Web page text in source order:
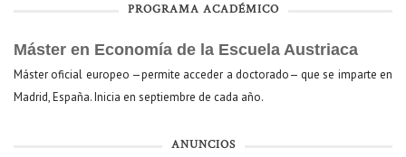
PROGRAMA ACADÉMICO
Máster en Economía de la Escuela Austriaca
Máster oficial europeo —permite acceder a doctorado— que se imparte en
Madrid, España. Inicia en septiembre de cada año.
ANUNCIOS